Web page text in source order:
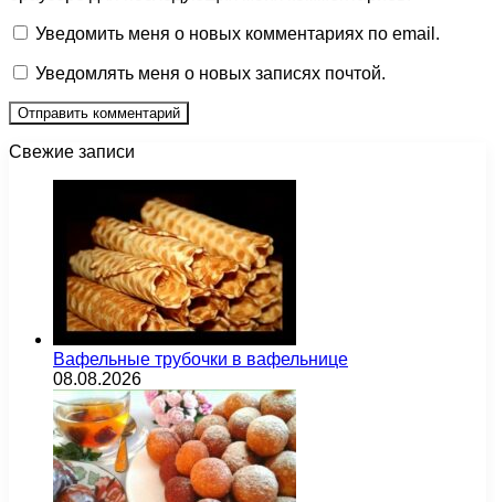
Уведомить меня о новых комментариях по email.
Уведомлять меня о новых записях почтой.
Свежие записи
Вафельные трубочки в вафельнице
08.08.2026